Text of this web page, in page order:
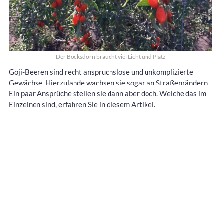
Der Bocksdorn braucht viel Licht und Platz
Goji-Beeren sind recht anspruchslose und unkomplizierte
Gewächse. Hierzulande wachsen sie sogar an Straßenrändern.
Ein paar Ansprüche stellen sie dann aber doch. Welche das im
Einzelnen sind, erfahren Sie in diesem Artikel.